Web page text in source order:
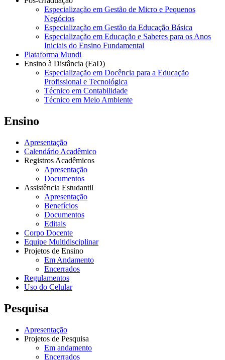
Especialização em Gestão de Micro e Pequenos
Negócios
Especialização em Gestão da Educação Básica
Especialização em Educação e Saberes para os Anos
Iniciais do Ensino Fundamental
Plataforma Mundi
Ensino à Distância (EaD)
Especialização em Docência para a Educação
Profissional e Tecnológica
Técnico em Contabilidade
Técnico em Meio Ambiente
Ensino
Apresentação
Calendário Acadêmico
Registros Acadêmicos
Apresentação
Documentos
Assistência Estudantil
Apresentação
Benefícios
Documentos
Editais
Corpo Docente
Equipe Multidisciplinar
Projetos de Ensino
Em Andamento
Encerrados
Regulamentos
Uso do Celular
Pesquisa
Apresentação
Projetos de Pesquisa
Em andamento
Encerrados